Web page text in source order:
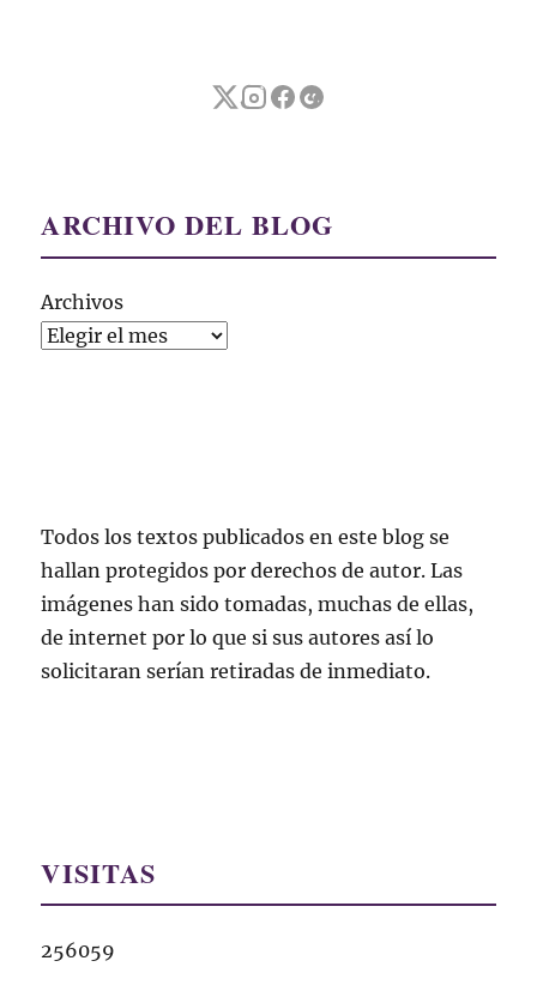
ARCHIVO DEL BLOG
Archivos
Todos los textos publicados en este blog se
hallan protegidos por derechos de autor. Las
imágenes han sido tomadas, muchas de ellas,
de internet por lo que si sus autores así lo
solicitaran serían retiradas de inmediato.
VISITAS
256059